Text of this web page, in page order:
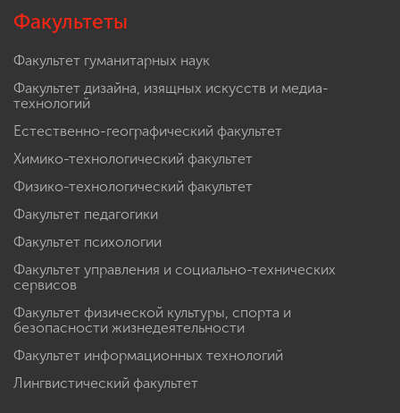
Факультеты
Факультет гуманитарных наук
Факультет дизайна, изящных искусств и медиа-
технологий
Естественно-географический факультет
Химико-технологический факультет
Физико-технологический факультет
Факультет педагогики
Факультет психологии
Факультет управления и социально-технических
сервисов
Факультет физической культуры, спорта и
безопасности жизнедеятельности
Факультет информационных технологий
Лингвистический факультет